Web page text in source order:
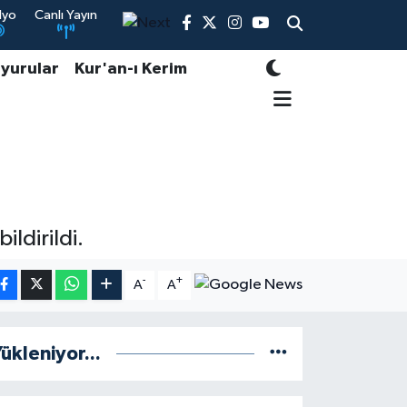
Canlı Yayın
Kur'an-ı Kerim
A- A+